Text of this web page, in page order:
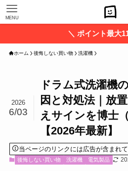
MENU
＼ ポイント最大
ホーム 後悔しない買い物 洗濯機
ドラム式洗濯機
因と対処法｜放
えサインを博士
【2026年最新】
2026
6/03
当ページのリンクには広告が含まれて
後悔しない買い物 洗濯機 電気製品